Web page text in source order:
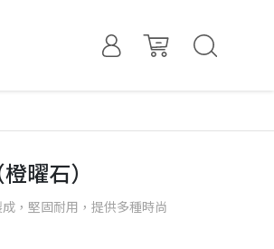
曜石）
，堅固耐用，提供多種時尚